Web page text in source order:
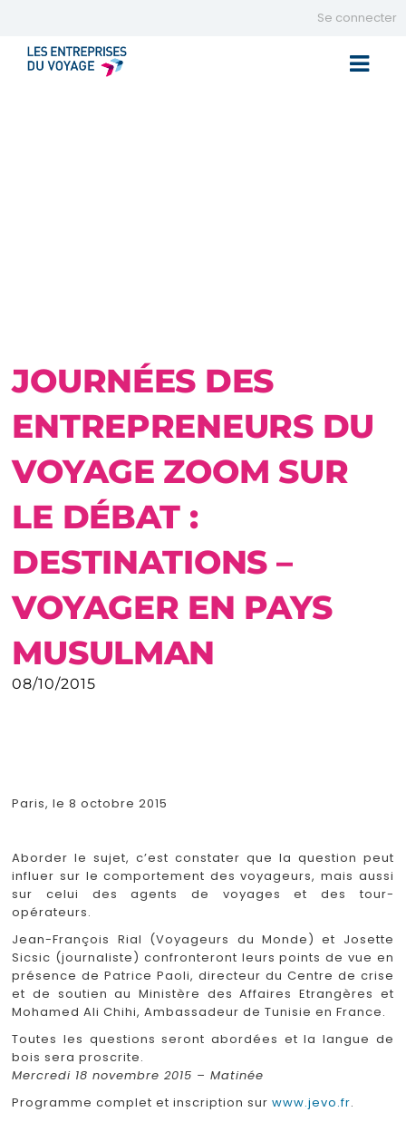
Se connecter
JOURNÉES DES
ENTREPRENEURS DU
VOYAGE ZOOM SUR
LE DÉBAT :
DESTINATIONS –
VOYAGER EN PAYS
MUSULMAN
08/10/2015
Paris, le 8 octobre 2015
Aborder le sujet, c’est constater que la question peut
influer sur le comportement des voyageurs, mais aussi
sur celui des agents de voyages et des tour-
opérateurs.
Jean-François Rial (Voyageurs du Monde) et Josette
Sicsic (journaliste) confronteront leurs points de vue en
présence de Patrice Paoli, directeur du Centre de crise
et de soutien au Ministère des Affaires Etrangères et
Mohamed Ali Chihi, Ambassadeur de Tunisie en France.
Toutes les questions seront abordées et la langue de
bois sera proscrite.
Mercredi 18 novembre 2015 – Matinée
Programme complet et inscription surwww.jevo.fr.